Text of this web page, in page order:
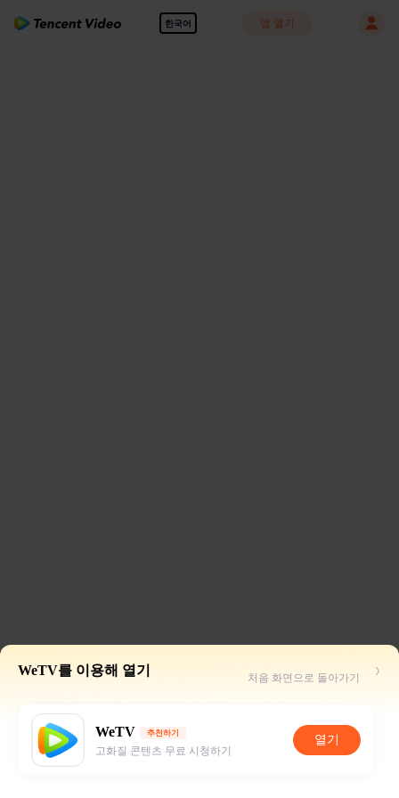
한국어 앱 열기
WeTV를 이용해 열기 처음 화면으로 돌아가기
WeTV 추천하기
고화질 콘텐츠 무료 시청하기
열기